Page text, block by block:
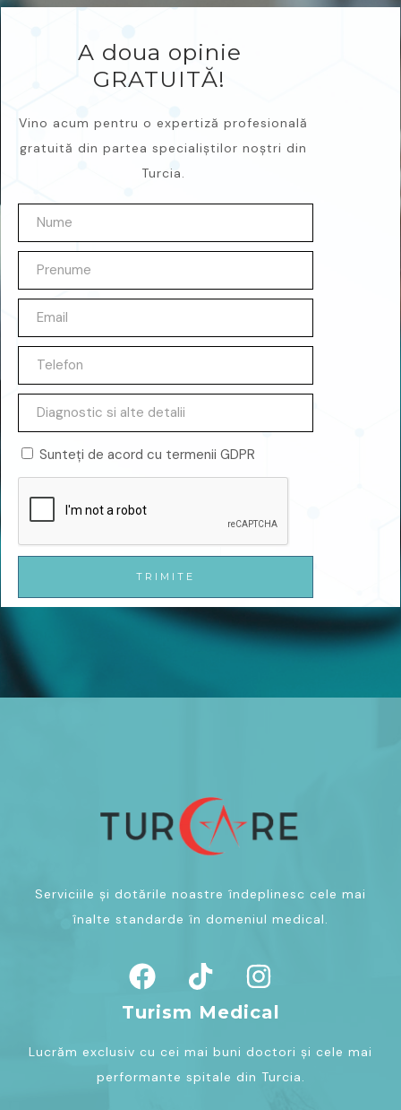
A doua opinie
GRATUITĂ!
Vino acum pentru o expertiză profesională
gratuită din partea specialiștilor noștri din
Turcia.
Sunteți de acord cu termenii GDPR
TRIMITE
Serviciile și dotările noastre îndeplinesc cele mai
înalte standarde în domeniul medical.
Turism Medical
Lucrăm exclusiv cu cei mai buni doctori și cele mai
performante spitale din Turcia.